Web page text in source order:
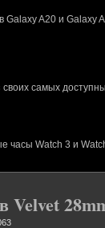
A20 и Galaxy
своих самых
Watch 3 и